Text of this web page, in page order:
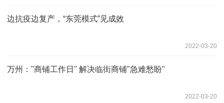
边抗疫边复产，“东莞模式”见成效
2022-03-20
万州："商铺工作日" 解决临街商铺"急难愁盼"
2022-03-20